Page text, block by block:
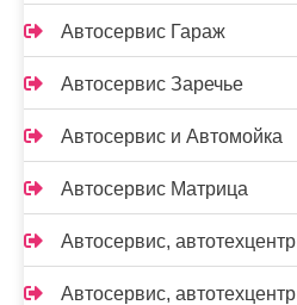
Автосервис Гараж
Автосервис Заречье
Автосервис и Автомойка
Автосервис Матрица
Автосервис, автотехцентр
Автосервис, автотехцентр